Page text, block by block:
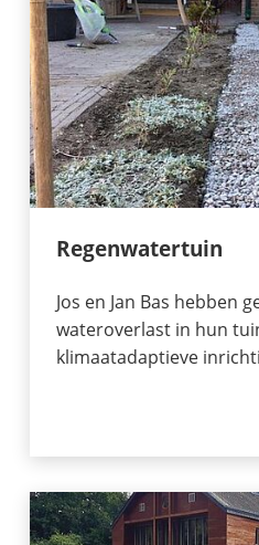
Regenwatertuin
Jos en Jan Bas hebben
wateroverlast in hun
klimaatadaptieve